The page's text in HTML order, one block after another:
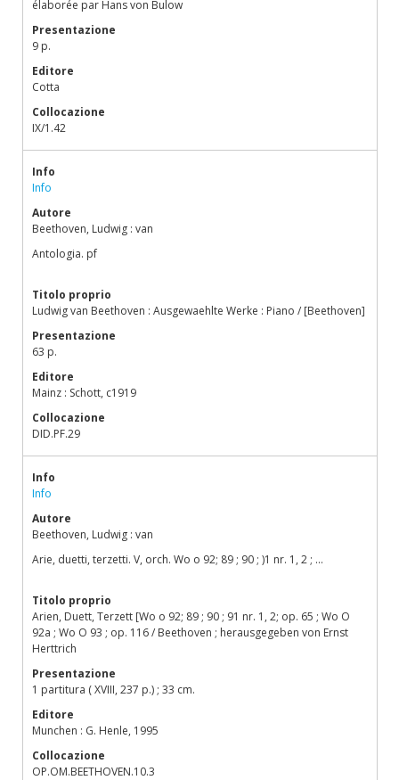
élaborée par Hans von Bulow
Presentazione
9 p.
Editore
Cotta
Collocazione
IX/1.42
Info
Info
Autore
Beethoven, Ludwig : van
Antologia. pf
Titolo proprio
Ludwig van Beethoven : Ausgewaehlte Werke : Piano / [Beethoven]
Presentazione
63 p.
Editore
Mainz : Schott, c1919
Collocazione
DID.PF.29
Info
Info
Autore
Beethoven, Ludwig : van
Arie, duetti, terzetti. V, orch. Wo o 92; 89 ; 90 ; )1 nr. 1, 2 ; ...
Titolo proprio
Arien, Duett, Terzett [Wo o 92; 89 ; 90 ; 91 nr. 1, 2; op. 65 ; Wo O
92a ; Wo O 93 ; op. 116 / Beethoven ; herausgegeben von Ernst
Herttrich
Presentazione
1 partitura ( XVIII, 237 p.) ; 33 cm.
Editore
Munchen : G. Henle, 1995
Collocazione
OP.OM.BEETHOVEN.10.3